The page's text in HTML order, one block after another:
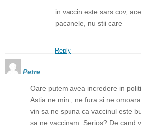
in vaccin este sars cov,
pacanele, nu stii care
Reply
Petre
Oare putem avea incredere in
Astia ne mint, ne fura si ne
vin sa ne spuna ca vaccinul este
sa ne vaccinam. Serios? De cand